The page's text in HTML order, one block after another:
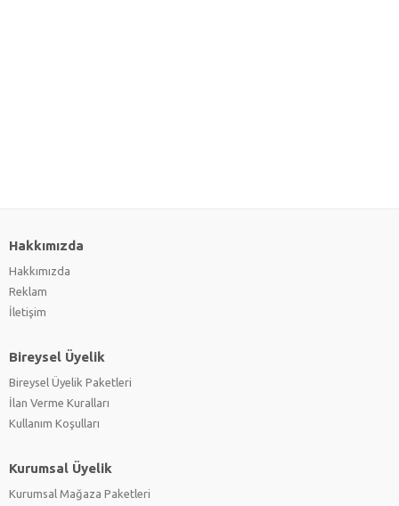
Hakkımızda
Hakkımızda
Reklam
İletişim
Bireysel Üyelik
Bireysel Üyelik Paketleri
İlan Verme Kuralları
Kullanım Koşulları
Kurumsal Üyelik
Kurumsal Mağaza Paketleri